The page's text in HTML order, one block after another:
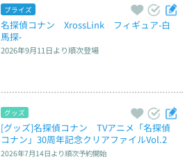
プライズ
名探偵コナン　XrossLink　フィギュア‐白
馬探‐
2026年9月11日より順次登場
グッズ
[グッズ]名探偵コナン　TVアニメ「名探偵
コナン」30周年記念クリアファイルVol.2
2026年7月14日より順次予約開始